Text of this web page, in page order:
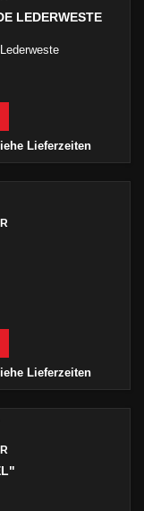
LEDERWESTE
Lieferzeiten
Lieferzeiten